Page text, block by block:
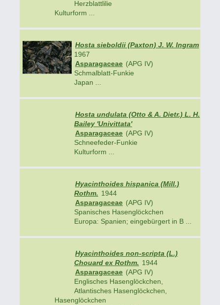
Herzblattlilie
Kulturform ...
Hosta sieboldii (Paxton) J. W. Ingram
1967
Asparagaceae (APG IV)
Schmalblatt-Funkie
Japan ...
Hosta undulata (Otto & A. Dietr.) L. H.
Bailey 'Univittata'
Asparagaceae (APG IV)
Schneefeder-Funkie
Kulturform ...
Hyacinthoides hispanica (Mill.)
Rothm. 1944
Asparagaceae (APG IV)
Spanisches Hasenglöckchen
Europa: Spanien; eingebürgert in B ...
Hyacinthoides non-scripta (L.)
Chouard ex Rothm. 1944
Asparagaceae (APG IV)
Englisches Hasenglöckchen,
Atlantisches Hasenglöckchen,
Hasenglöckchen